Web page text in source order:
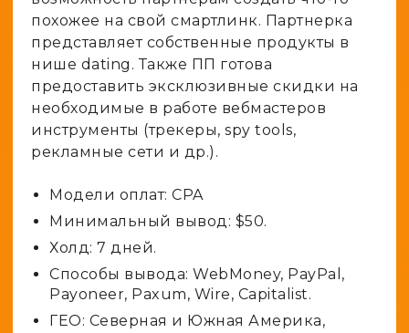
похожее на свой смартлинк. Партнерка
представляет собственные продукты в
нише dating. Также ПП готова
предоставить эксклюзивные скидки на
необходимые в работе вебмастеров
инструменты (трекеры, spy tools,
рекламные сети и др.).
Модели оплат: CPA
Минимальный вывод: $50.
Холд: 7 дней.
Способы вывода: WebMoney, PayPal,
Payoneer, Paxum, Wire, Capitalist.
ГЕО: Северная и Южная Америка,